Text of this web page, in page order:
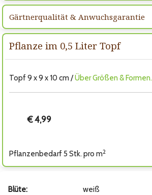
Gärtnerqualität & Anwuchsgarantie
Pflanze im 0,5 Liter Topf
Topf 9 x 9 x 10 cm /Über Größen & Formen.
€ 4,99
Pflanzenbedarf 5 Stk. pro m2
Blüte:
weiß